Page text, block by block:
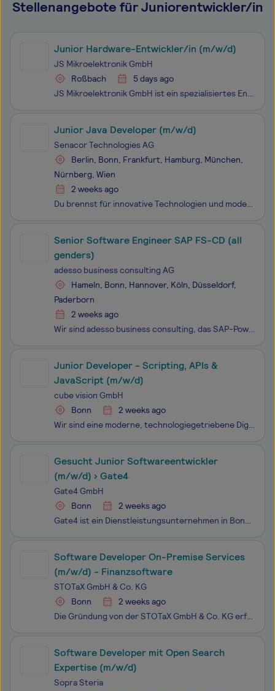
Stellenangebote für Juniorentwickler/in
Junior Hardware-Entwickler/in (m/w/d)
JS Mikroelektronik GmbH
Roßbach
5 days ago
JS Mikroelektronik GmbH ist ein spezialisiertes Entwicklungshaus für individuelle Elektroniklösungen mit Sitz in Roßbach/Wied. Wir begleiten unsere Kunden von der Spezifikation über Hard- und Softwareentwicklung bis zur Serienproduktion – alles aus einer Hand, mit höchster Qualität.
Junior Java Developer (m/w/d)
Senacor Technologies AG
Berlin, Bonn, Frankfurt, Hamburg, München,
Nürnberg, Wien
2 weeks ago
Du brennst für innovative Technologien und moderne Software? Als Developerin oder Developer bei Senacor schreibst du nicht nur Code – du entwickelst und integrierst geschäftskritische Anwendungen, löst komplexe technische Herausforderungen und arbeitest mit einem modernen Tech-Stack. Was uns auszei
Senior Software Engineer SAP FS-CD (all
genders)
adesso business consulting AG
Hameln, Bonn, Hannover, Köln, Düsseldorf,
Paderborn
2 weeks ago
Wir sind adesso business consulting, das SAP-Powerhouse der adesso Group. Als führender IT-Dienstleister stehen wir für Kundenorientierung, Wachstum und starke Perspektiven. Unser größter Erfolgsfaktor? Das sind unsere Mitarbeitenden! Als SAP-Profis begleiten wir kundenspezifische Herausforderungen
Junior Developer - Scripting, APIs &
JavaScript (m/w/d)
cube vision GmbH
Bonn
2 weeks ago
Wir sind eine moderne, technologiegetriebene Digitalagentur und entwickeln individuelle Lösungen an der Schnittstelle von Webtracking, Daten, Automatisierung und IT-Systemen . Unser Fokus liegt auf sauberen Architekturen, nachhaltigen Lösungen und klaren Prozessen – sowohl technisch als auch organis
Gesucht Junior Softwareentwickler
(m/w/d) › Gate4
Gate4 GmbH
Bonn
2 weeks ago
Gate4 ist ein Dienstleistungsunternehmen in Bonn. Wir lieben professionelle Softwareentwicklung. Das ganze Gate4 Team ist leidenschaftlich dabei, wenn es darum geht individuelle Softwarelösungen in hoher Qualität, mit den neusten Techniken und mit vielen kreativen Ideen umzusetzen. Trau dich und wer
Software Developer On-Premise Services
(m/w/d) - Finanzsoftware
STOTaX GmbH & Co. KG
Bonn
2 weeks ago
Die Gründung von der STOTaX GmbH & Co. KG erfolgte im Jahr 1913. Das Unternehmen mit unserem Team aus rund 100 Mitarbeitenden befindet sich an dem Standort in Bonn. Heute erstellen und vertreiben wir insbesondere moderne Kanzleisoftware für Steuerberater, Buchhalter und Unternehmen.Aufgrund unse
Software Developer mit Open Search
Expertise (m/w/d)
Sopra Steria